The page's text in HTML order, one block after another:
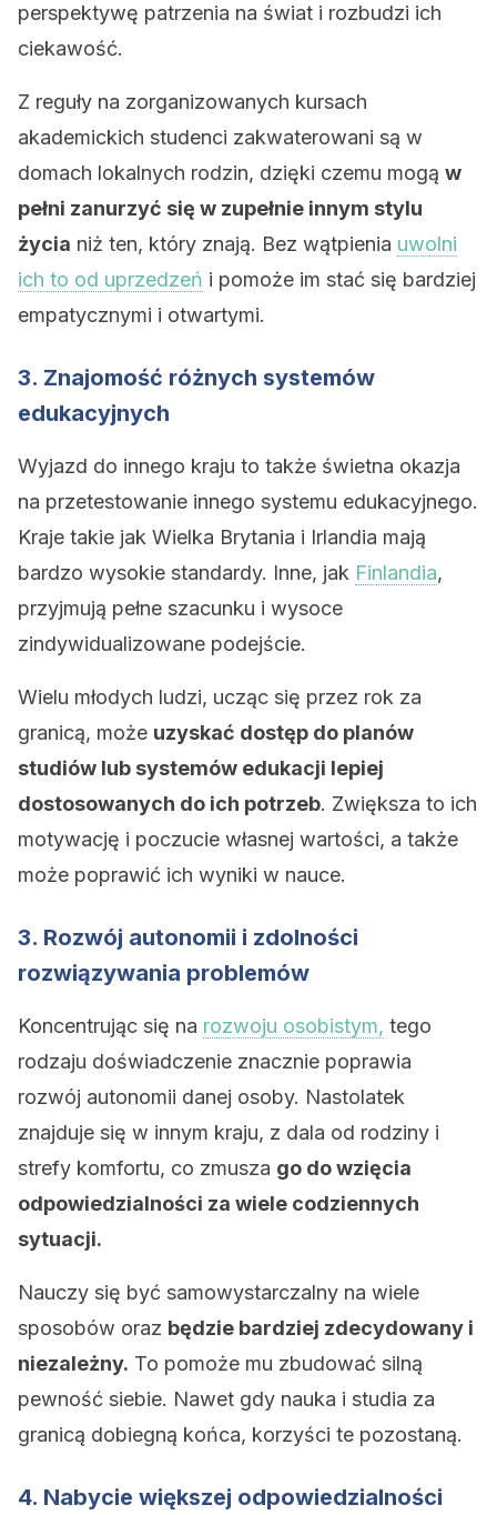
perspektywę patrzenia na świat i rozbudzi ich
ciekawość.
Z reguły na zorganizowanych kursach
akademickich studenci zakwaterowani są w
domach lokalnych rodzin, dzięki czemu mogą w
pełni zanurzyć się w zupełnie innym stylu
życia niż ten, który znają. Bez wątpienia uwolni
ich to od uprzedzeń i pomoże im stać się bardziej
empatycznymi i otwartymi.
3. Znajomość różnych systemów
edukacyjnych
Wyjazd do innego kraju to także świetna okazja
na przetestowanie innego systemu edukacyjnego.
Kraje takie jak Wielka Brytania i Irlandia mają
bardzo wysokie standardy. Inne, jak Finlandia,
przyjmują pełne szacunku i wysoce
zindywidualizowane podejście.
Wielu młodych ludzi, ucząc się przez rok za
granicą, może uzyskać dostęp do planów
studiów lub systemów edukacji lepiej
dostosowanych do ich potrzeb. Zwiększa to ich
motywację i poczucie własnej wartości, a także
może poprawić ich wyniki w nauce.
3. Rozwój autonomii i zdolności
rozwiązywania problemów
Koncentrując się na rozwoju osobistym, tego
rodzaju doświadczenie znacznie poprawia
rozwój autonomii danej osoby. Nastolatek
znajduje się w innym kraju, z dala od rodziny i
strefy komfortu, co zmusza go do wzięcia
odpowiedzialności za wiele codziennych
sytuacji.
Nauczy się być samowystarczalny na wiele
sposobów oraz będzie bardziej zdecydowany i
niezależny. To pomoże mu zbudować silną
pewność siebie. Nawet gdy nauka i studia za
granicą dobiegną końca, korzyści te pozostaną.
4. Nabycie większej odpowiedzialności